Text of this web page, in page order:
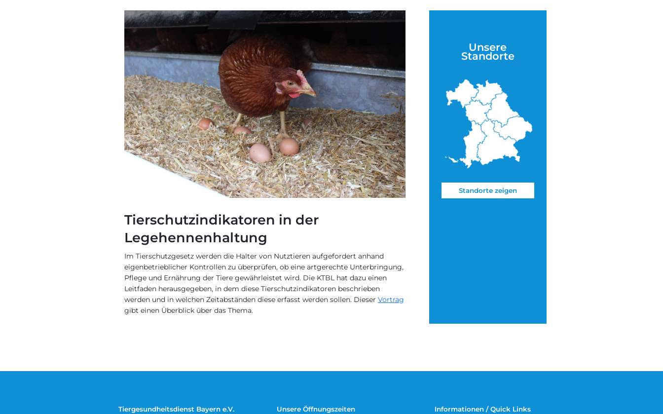
Tierschutzindikatoren in der
Legehennenhaltung
Im Tierschutzgesetz werden die Halter von Nutztieren aufgefordert anhand
eigenbetrieblicher Kontrollen zu überprüfen, ob eine artgerechte Unterbringung,
Pflege und Ernährung der Tiere gewährleistet wird. Die KTBL hat dazu einen
Leitfaden herausgegeben, in dem diese Tierschutzindikatoren beschrieben
werden und in welchen Zeitabständen diese erfasst werden sollen. Dieser Vortrag
gibt einen Überblick über das Thema.
Unsere
Standorte
Standorte zeigen
Tiergesundheitsdienst Bayern e.V. Unsere Öffnungszeiten Informationen / Quick Links